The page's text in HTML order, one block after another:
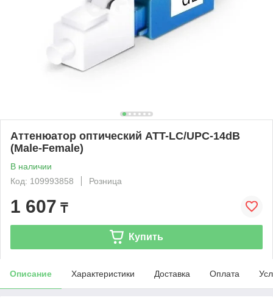
Аттенюатор оптический ATT-LC/UPC-14dB
(Male-Female)
В наличии
Код: 109993858
Розница
1 607 ₸
Купить
Описание Характеристики Доставка Оплата